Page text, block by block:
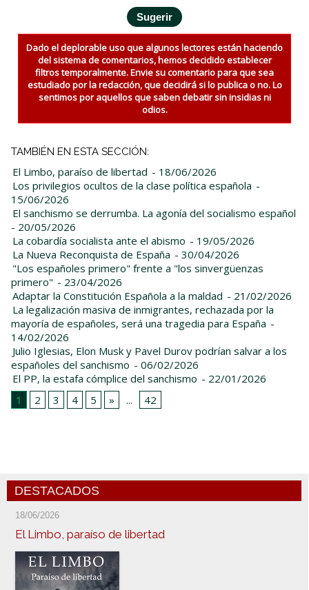
Dado el deplorable uso que algunos lectores están haciendo
del sistema de comentarios, hemos decidido establecer
filtros temporalmente. Envie su comentario para que sea
estudiado por la redacción, que decidirá si lo publica o no. Lo
sentimos por aquellos que saben debatir sin insidias ni
odios.
TAMBIÉN EN ESTA SECCIÓN:
El Limbo, paraíso de libertad - 18/06/2026
Los privilegios ocultos de la clase política española -
15/06/2026
El sanchismo se derrumba. La agonía del socialismo español
- 20/05/2026
La cobardía socialista ante el abismo - 19/05/2026
La Nueva Reconquista de España - 30/04/2026
"Los españoles primero" frente a "los sinvergüenzas
primero" - 23/04/2026
Adaptar la Constitución Española a la maldad - 21/02/2026
La legalización masiva de inmigrantes, rechazada por la
mayoría de españoles, será una tragedia para España -
14/02/2026
Julio Iglesias, Elon Musk y Pavel Durov podrían salvar a los
españoles del sanchismo - 06/02/2026
El PP, la estafa cómplice del sanchismo - 22/01/2026
1
2 3 4 5 » ... 42
DESTACADOS
18/06/2026
El Limbo, paraíso de libertad